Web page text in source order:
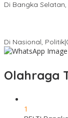
Olahraga
1